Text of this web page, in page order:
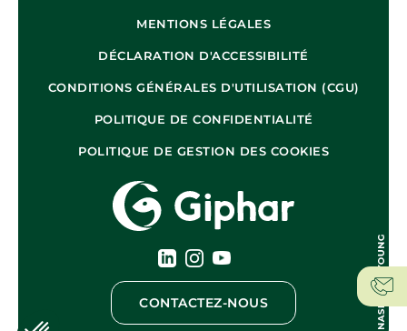
MENTIONS LÉGALES
DÉCLARATION D'ACCESSIBILITÉ
CONDITIONS GÉNÉRALES D'UTILISATION (CGU)
POLITIQUE DE CONFIDENTIALITÉ
POLITIQUE DE GESTION DES COOKIES
CONTACTEZ-NOUS